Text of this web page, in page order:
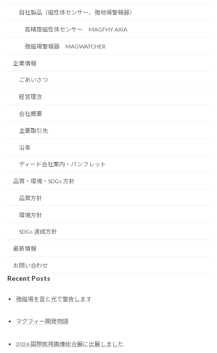
自社製品（磁性体センサー、強地場警報器）
高精度磁性体センサー MAGFHY AXIA
強磁場警報器 MAGWATCHER
企業情報
ごあいさつ
経営理念
会社概要
主要取引先
沿革
ディード会社案内・パンフレット
品質・環境・SDGs 方針
品質方針
環境方針
SDGs 達成方針
最新情報
お問い合わせ
Recent Posts
強磁場を音と光で警告します
マグフィー開発物語
2026 国際医用画像総合展に出展しました